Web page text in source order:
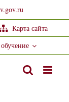
Карта сайта